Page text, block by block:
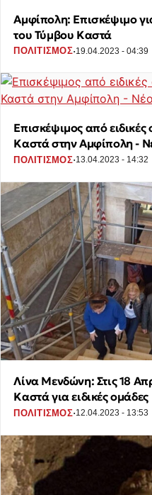
Αμφίπολη: Επισκέψιμο
του Τύμβου Καστά
ΠΟΛΙΤΙΣΜΟΣ·19.04.2023 - 04:39
Επισκέψιμος από
Καστά στην Αμφίπολη -
ΠΟΛΙΤΙΣΜΟΣ·13.04.2023 - 14:32
Λίνα Μενδώνη: Στις 18
Καστά για ειδικές ομάδες
ΠΟΛΙΤΙΣΜΟΣ·12.04.2023 - 13:53